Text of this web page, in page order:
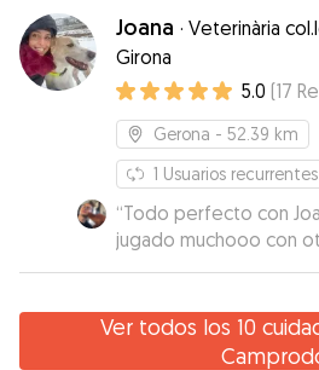
con él 4 noches y nos
día, se le veía tranquilo
disfrutar tranquilos del
repetiremos!”
Joana · Veterinària
Girona
5.0 (17
Gerona - 52.39 km
1 Usuarios recurrentes
“Todo perfecto con
jugado muchooo con
un rato genial. In total
Gracias!”
Ver todos los 10